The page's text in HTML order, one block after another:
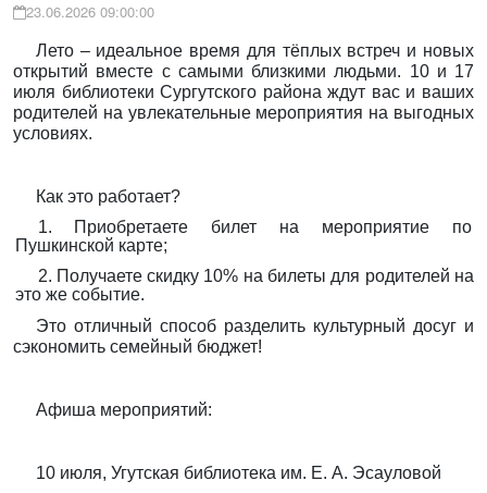
23.06.2026 09:00:00
Лето – идеальное время для тёплых встреч и новых
открытий вместе с самыми близкими людьми. 10 и 17
июля библиотеки Сургутского района ждут вас и ваших
родителей на увлекательные мероприятия на выгодных
условиях.
Как это работает?
1. Приобретаете билет на мероприятие по
Пушкинской карте;
2. Получаете скидку 10% на билеты для родителей на
это же событие.
Это отличный способ разделить культурный досуг и
сэкономить семейный бюджет!
Афиша мероприятий:
10 июля, Угутская библиотека им. Е. А. Эсауловой